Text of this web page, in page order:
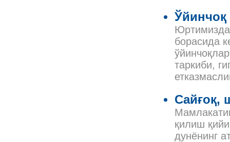
Ўйинчоқ
борасида
таркиби,
Сайғоқ,
қилиш
дунёнинг